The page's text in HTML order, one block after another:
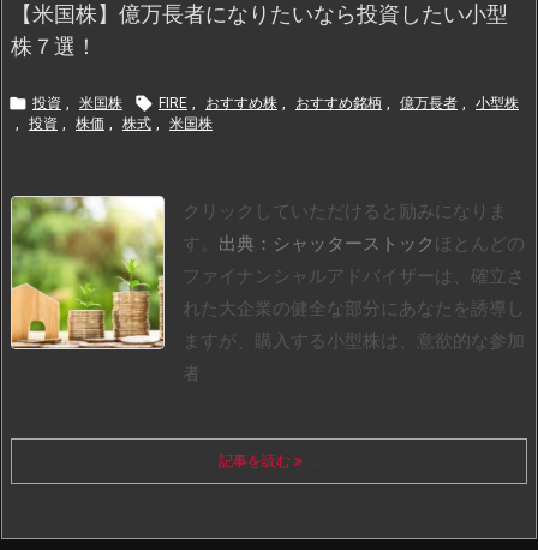
【米国株】億万長者になりたいなら投資したい小型
株７選！
 投資 , 米国株  FIRE , おすすめ株 , おすすめ銘柄 , 億万長者 ,
小型株
,
投資 , 株価 , 株式 , 米国株
クリックしていただけると励みになりま
す。 出典：シャッターストック ほとんどの
ファイナンシャルアドバイザーは、確立さ
れた大企業の健全な部分にあなたを誘導し
ますが、購入する小型株は、意欲的な参加
者
記事を読む ...